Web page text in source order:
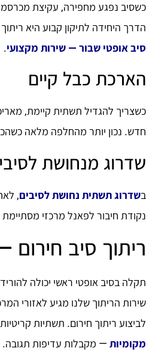
כשסיב נפגע מחפירה, עקיצת
הדרך היחידה לתיקון קבוע היא
סיב אופטי שבור — שירות מקצועי.
הארכת כבל קיים
כשצריך להגדיל תשתית קיימת,
חדש. נכון יותר מהחלפה מלאה
שדרוג מנחושת
בשדרוג תשתית נחושת לסיבים,
נקודת חיבור לפאנל מרכזי מסתיימת
ריתוך סיב חירום
תקלה בסיב אופטי ראשי יכולה
שירות הריתוך שלנו מגיע לאזורי
לביצוע ריתוך חירום. תשתיות קריטיות
מקומיות — מקבלות עדיפות תגובה.